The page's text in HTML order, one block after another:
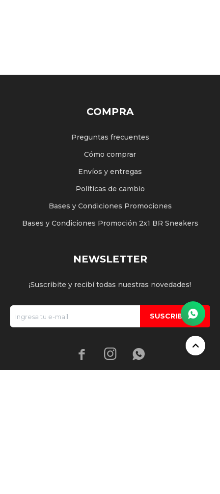
COMPRA
Preguntas frecuentes
Cómo comprar
Envíos y entregas
Políticas de cambio
Bases y Condiciones Promociones
Bases y Condiciones Promoción 2x1 BR Sneakers
NEWSLETTER
¡Suscribite y recibí todas nuestras novedades!
SUSCRIBIRME
  